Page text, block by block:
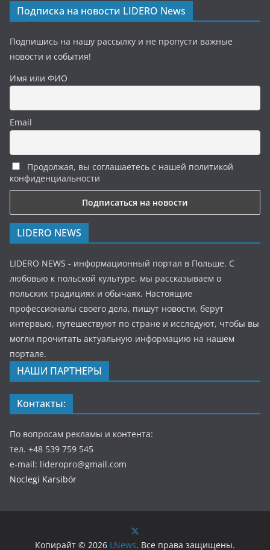
Подписка на новости LIDERO News
Подпишись на нашу рассылку и не пропусти важные
новости и события!
Имя или ФИО
Email
Продолжая, вы соглашаетесь с нашей политикой
конфиденциальности
LIDERO NEWS
LIDERO NEWS - информационный портал в Польше. С
любовью к польской культуре, мы рассказываем о
польских традициях и обычаях. Настоящие
профессионалы своего дела, пишут новости, берут
интервью, путешествуют по стране и исследуют, чтобы вы
могли прочитать актуальную информацию на нашем
портале.
НАШИ ПАРТНЕРЫ
Контакты:
По вопросам рекламы и контента:
тел. +48 539 759 545
e-mail: lideropro@gmail.com
Noclegi Karsibór
Копирайт © 2026 LNews. Все права защищены.